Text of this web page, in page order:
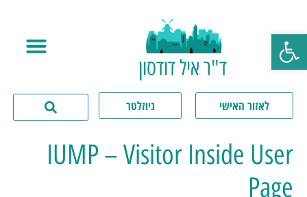
פתח סרגל נגישות
ד"ר איל דודסון
לאזור האישי ניוזלטר
IUMP – Visitor Inside User
Page